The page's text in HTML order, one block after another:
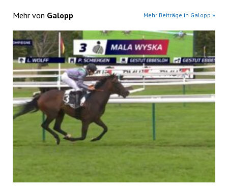
Mehr von Galopp Mehr Beiträge in Galopp »